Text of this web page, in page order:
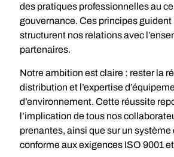
des pratiques professionnelles au
gouvernance. Ces principes guident
structurent nos relations avec
partenaires.
Notre ambition est claire : rester la
distribution et l’expertise
d’environnement. Cette réussite
l’implication de tous nos
prenantes, ainsi que sur un
conforme aux exigences ISO 9001